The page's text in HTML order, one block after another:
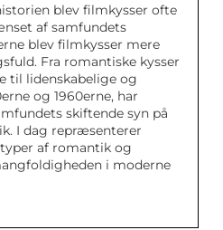
blev filmkysser ofte
af samfundets
blev filmkysser mere
Fra romantiske kysser
til lidenskabelige og
og 1960erne, har
skiftende syn på
I dag repræsenterer
af romantik og
i moderne